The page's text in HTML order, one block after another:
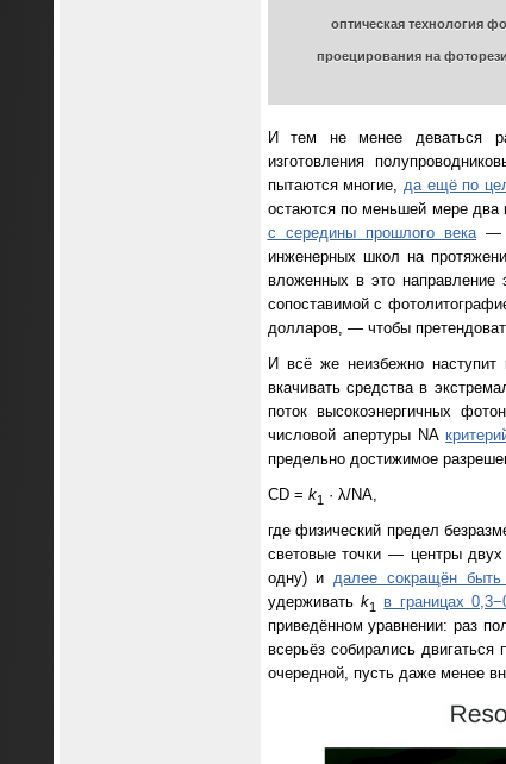
оптическая технология
проецирования на
И тем не менее деваться
изготовления
пытаются многие, да ещё по
остаются по меньшей мере
с середины прошлого века—
инженерных школ на
вложенных в это направление
сопоставимой с
долларов, — чтобы
И всё же неизбежно наступит
вкачивать средства в
поток высокоэнергичных
числовой апертуры NA
предельно достижимое
CD = k1 · λ/NA,
где физический предел
световые точки — центры
одну) идалее сокращён
удерживать k1 в границах
приведённом уравнении: раз
всерьёз собирались
очередной, пусть даже менее